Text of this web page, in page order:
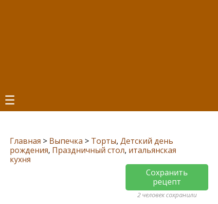
☰
Главная > Выпечка > Торты, Детский день
рождения, Праздничный стол, итальянская
кухня
Сохранить
рецепт
2 человек сохранили